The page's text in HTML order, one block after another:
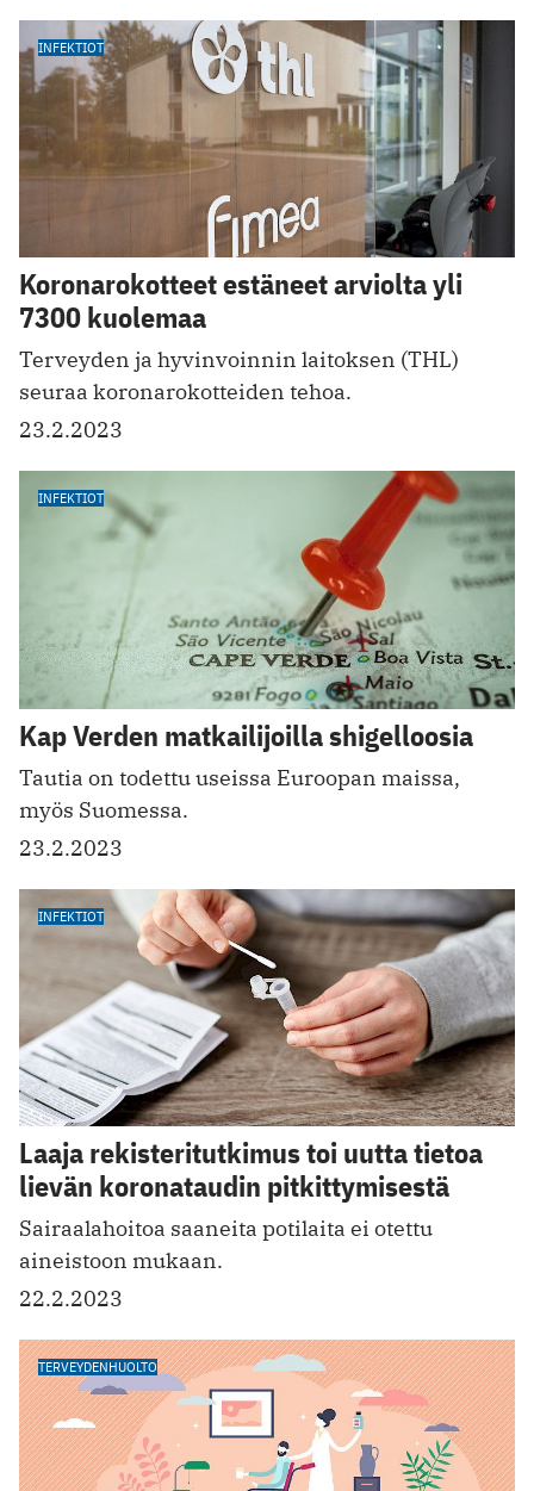
INFEKTIOT
Koronarokotteet estäneet arviolta yli
7300 kuolemaa
Terveyden ja hyvinvoinnin laitoksen (THL)
seuraa koronarokotteiden tehoa.
23.2.2023
INFEKTIOT
Kap Verden matkailijoilla shigelloosia
Tautia on todettu useissa Euroopan maissa,
myös Suomessa.
23.2.2023
INFEKTIOT
Laaja rekisteritutkimus toi uutta tietoa
lievän koronataudin pitkittymisestä
Sairaalahoitoa saaneita potilaita ei otettu
aineistoon mukaan.
22.2.2023
TERVEYDENHUOLTO